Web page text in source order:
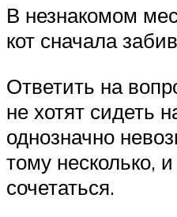
В незнакомом
кот сначала
Ответить на
не хотят сидеть
однозначно
тому несколько,
сочетаться.